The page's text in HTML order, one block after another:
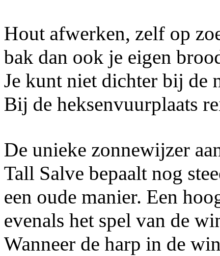
Hout afwerken, zelf op
bak dan ook je eigen
Je kunt niet dichter bij de
Bij de heksenvuurplaats
De unieke zonnewijzer
Tall Salve bepaalt nog
een oude manier. Een
evenals het spel van de
Wanneer de harp in de